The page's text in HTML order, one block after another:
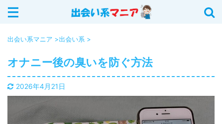
サイト内を検索する
カテゴリー
イククル (18)
YYC (12)
出会い系マニア >出会い系 >
オナニー後の臭いを防ぐ方法
2026年4月21日